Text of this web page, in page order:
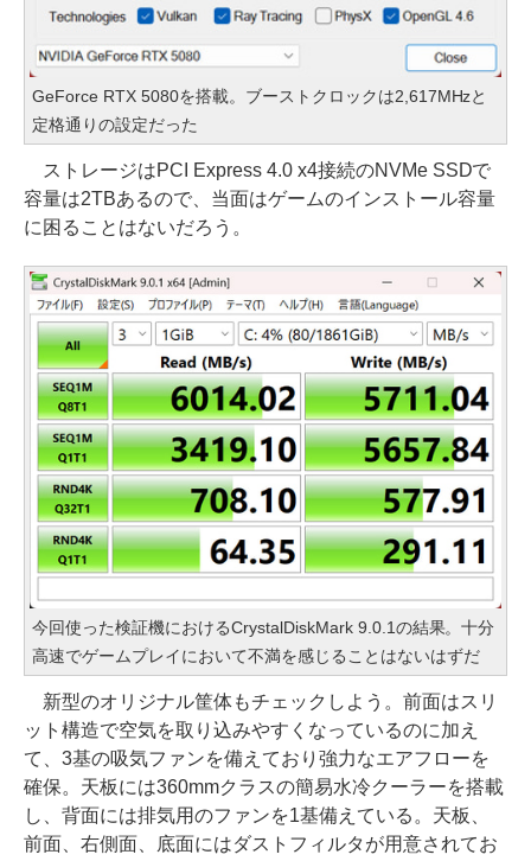
GeForce RTX 5080を搭載。ブーストクロックは2,617MHzと
定格通りの設定だった
ストレージはPCI Express 4.0 x4接続のNVMe SSDで
容量は2TBあるので、当面はゲームのインストール容量
に困ることはないだろう。
今回使った検証機におけるCrystalDiskMark 9.0.1の結果。十分
高速でゲームプレイにおいて不満を感じることはないはずだ
新型のオリジナル筐体もチェックしよう。前面はスリ
ット構造で空気を取り込みやすくなっているのに加え
て、3基の吸気ファンを備えており強力なエアフローを
確保。天板には360mmクラスの簡易水冷クーラーを搭載
し、背面には排気用のファンを1基備えている。天板、
前面、右側面、底面にはダストフィルタが用意されてお